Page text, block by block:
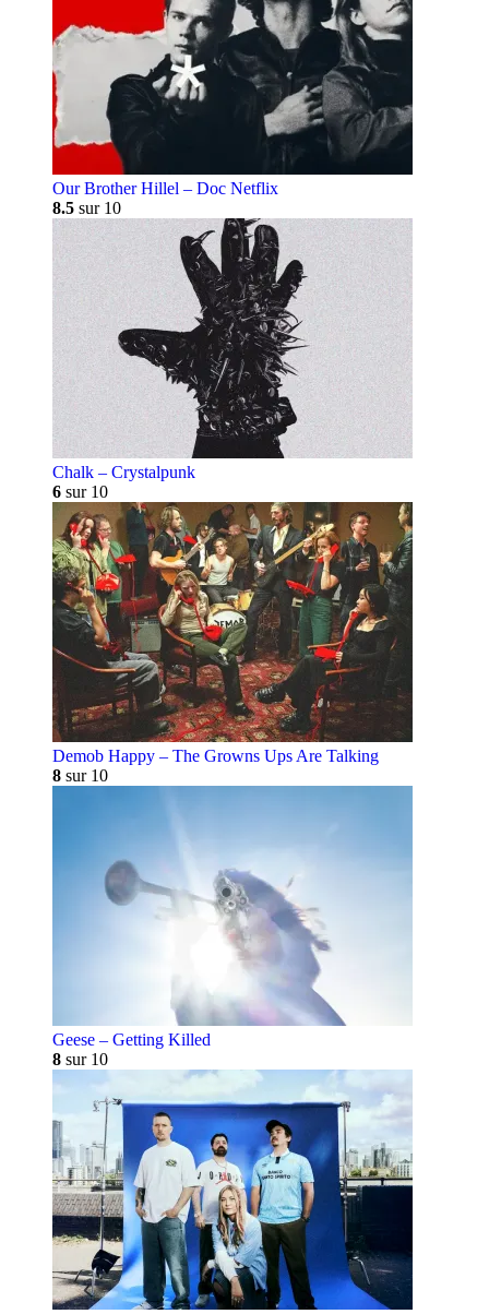
Our Brother Hillel – Doc Netflix
8.5 sur 10
Chalk – Crystalpunk
6 sur 10
Demob Happy – The Growns Ups Are Talking
8 sur 10
Geese – Getting Killed
8 sur 10